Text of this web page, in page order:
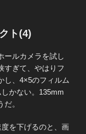
ト(4)
ールカメラを試し
すぎて、やはりフ
し、4×5のフィルム
かない。135mm
。
を下げるのと、画